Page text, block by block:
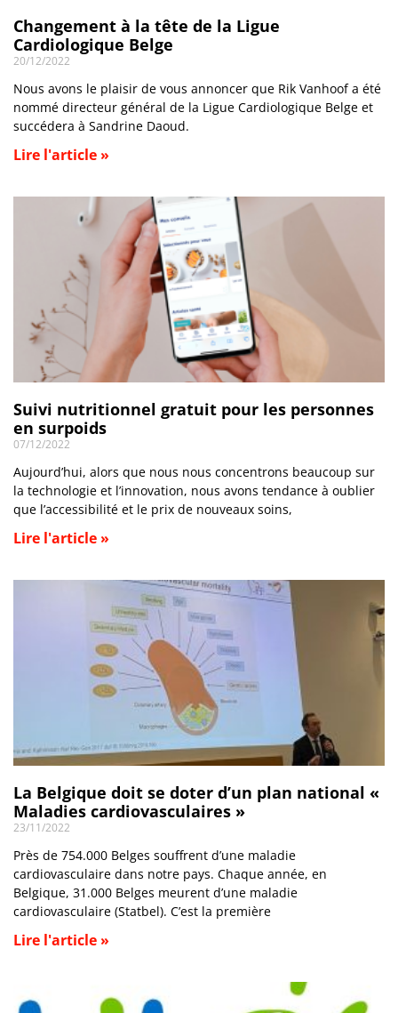
Changement à la tête de la Ligue
Cardiologique Belge
20/12/2022
Nous avons le plaisir de vous annoncer que Rik Vanhoof a été
nommé directeur général de la Ligue Cardiologique Belge et
succédera à Sandrine Daoud.
Lire l'article »
Suivi nutritionnel gratuit pour les personnes
en surpoids
07/12/2022
Aujourd’hui, alors que nous nous concentrons beaucoup sur
la technologie et l’innovation, nous avons tendance à oublier
que l’accessibilité et le prix de nouveaux soins,
Lire l'article »
La Belgique doit se doter d’un plan national «
Maladies cardiovasculaires »
23/11/2022
Près de 754.000 Belges souffrent d’une maladie
cardiovasculaire dans notre pays. Chaque année, en
Belgique, 31.000 Belges meurent d’une maladie
cardiovasculaire (Statbel). C’est la première
Lire l'article »